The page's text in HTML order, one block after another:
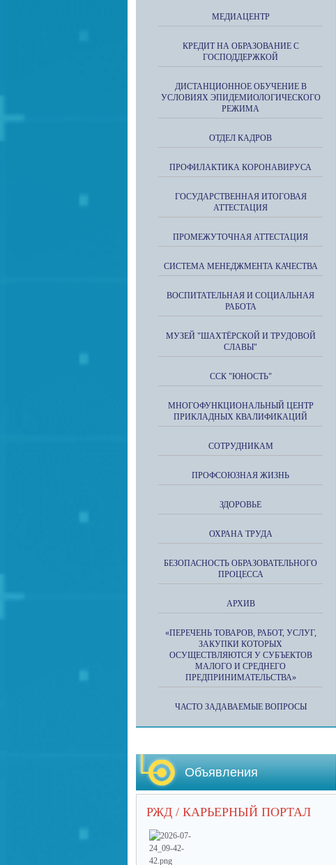
МЕДИАЦЕНТР
КРЕДИТ НА ОБРАЗОВАНИЕ С
ГОСПОДДЕРЖКОЙ
ДИСТАНЦИОННОЕ ОБУЧЕНИЕ В
УСЛОВИЯХ ЭПИДЕМИОЛОГИЧЕСКОГО
РЕЖИМА
ОТДЕЛ КАДРОВ
ПРОФИЛАКТИКА КОРОНАВИРУСА
ГОСУДАРСТВЕННАЯ ИТОГОВАЯ
АТТЕСТАЦИЯ
ПРОМЕЖУТОЧНАЯ АТТЕСТАЦИЯ
СИСТЕМА МЕНЕДЖМЕНТА КАЧЕСТВА
ВОСПИТАТЕЛЬНАЯ И СОЦИАЛЬНАЯ
РАБОТА
МУЗЕЙ "ШАХТЁРСКОЙ И ТРУДОВОЙ
СЛАВЫ"
ССК "ЮНОСТЬ"
МНОГОФУНКЦИОНАЛЬНЫЙ ЦЕНТР
ПРИКЛАДНЫХ КВАЛИФИКАЦИЙ
СОТРУДНИКАМ
ПРОФСОЮЗНАЯ ЖИЗНЬ
ЗДОРОВЬЕ
ОХРАНА ТРУДА
БЕЗОПАСНОСТЬ ОБРАЗОВАТЕЛЬНОГО
ПРОЦЕССА
АРХИВ
«ПЕРЕЧЕНЬ ТОВАРОВ, РАБОТ, УСЛУГ,
ЗАКУПКИ КОТОРЫХ
ОСУЩЕСТВЛЯЮТСЯ У СУБЪЕКТОВ
МАЛОГО И СРЕДНЕГО
ПРЕДПРИНИМАТЕЛЬСТВА»
ЧАСТО ЗАДАВАЕМЫЕ ВОПРОСЫ
Объявления
РЖД / КАРЬЕРНЫЙ ПОРТАЛ